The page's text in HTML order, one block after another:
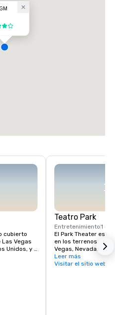
cubierto
Vegas
Unidos, y
Knights
que
Teatro Park
Entretenimiento1 min
El Park Theater es
en los terrenos del
Vegas, Nevada.
de 2016, el teatro
conciertos y
Leer más
Visitar el sitio web